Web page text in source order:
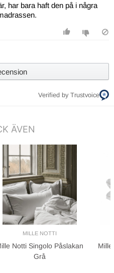
har bara haft den på i några
Verified by Trustvoice
ÄVEN
MILLE NOTTI
Notti Singolo Påslakan
Grå